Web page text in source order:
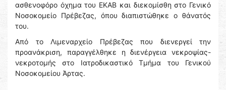
ασθενοφόρο όχημα του ΕΚΑΒ και διεκομίσθη στο Γενικό
Νοσοκομείο Πρέβεζας, όπου διαπιστώθηκε ο θάνατός
του.
Από το Λιμεναρχείο Πρέβεζας που διενεργεί την
προανάκριση, παραγγέλθηκε η διενέργεια νεκροψίας-
νεκροτομής στο Ιατροδικαστικό Τμήμα του Γενικού
Νοσοκομείου Άρτας.